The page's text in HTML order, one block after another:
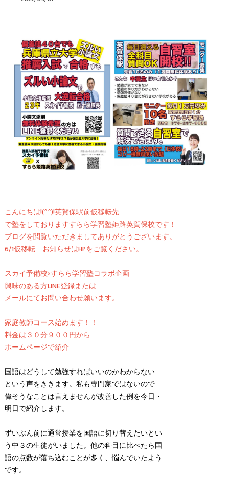
こんにちは!(^^)!英賀保駅前仮移転先
で塾をしておりますすらら学習塾姫路英賀保校です！
ブログを閲覧いただきましてありがとうございます。
6/1仮移転 お知らせはHPをご覧ください。
スカイ予備校×すらら学習塾コラボ企画
興味のある方LINE登録または
メールにてお問い合わせ願います。
家庭教師コース始めます！！
料金は３０分９００円から
ホームページで紹介
国語はどうして勉強すればいいのかわからない
という声をききます。私も専門家ではないので
偉そうなことは言えませんが改善した例を今日・
明日で紹介します。
ずいぶん前に通常授業を国語に切り替えたいとい
う中３の生徒がいました。他の科目に比べたら国
語の点数が落ち込むことが多く、悩んでいたよう
です。